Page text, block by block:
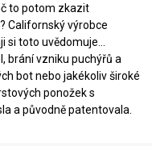
to potom zkazit
Californský výrobce
toto uvědomuje...
brání vzniku puchýřů a
bot nebo jakékoliv široké
ponožek s
a původně patentovala.